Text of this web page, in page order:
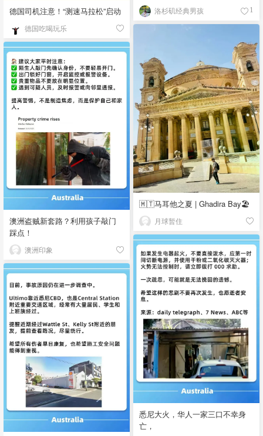
德国司机注意！“测速马拉松”启动
德国吃喝玩乐
洛杉矶经典男孩 1
🇲🇹马耳他之夏 | Ghadira Bay🏖️
月球暂住
澳洲盗贼新套路？利用孩子敲门
踩点！
澳洲印象
悉尼大火，华人一家三口不幸身
亡，